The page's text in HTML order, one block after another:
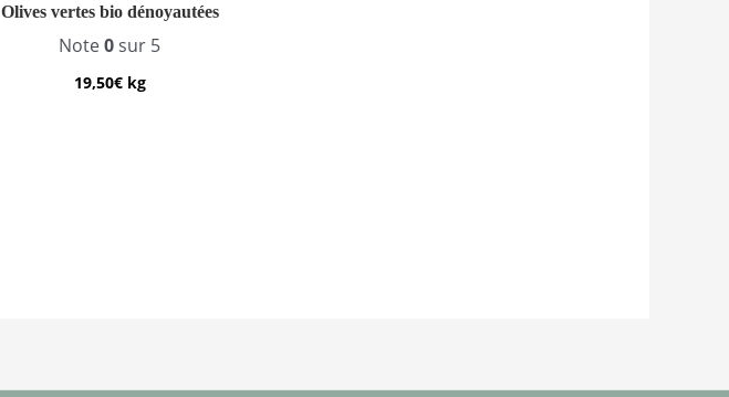
Olives vertes bio dénoyautées
Note0sur 5
19,50€kg